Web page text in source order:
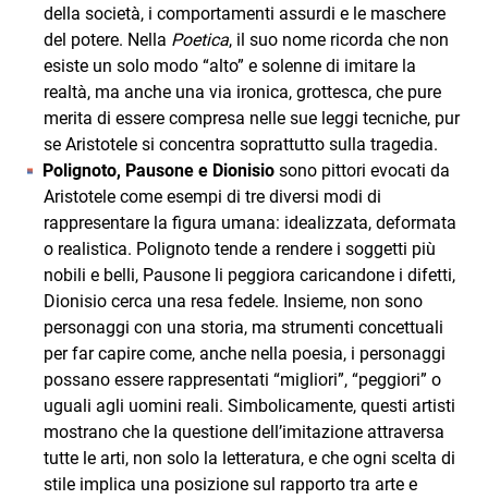
della società, i comportamenti assurdi e le maschere
del potere. Nella Poetica, il suo nome ricorda che non
esiste un solo modo “alto” e solenne di imitare la
realtà, ma anche una via ironica, grottesca, che pure
merita di essere compresa nelle sue leggi tecniche, pur
se Aristotele si concentra soprattutto sulla tragedia.
Polignoto, Pausone e Dionisio sono pittori evocati da
Aristotele come esempi di tre diversi modi di
rappresentare la figura umana: idealizzata, deformata
o realistica. Polignoto tende a rendere i soggetti più
nobili e belli, Pausone li peggiora caricandone i difetti,
Dionisio cerca una resa fedele. Insieme, non sono
personaggi con una storia, ma strumenti concettuali
per far capire come, anche nella poesia, i personaggi
possano essere rappresentati “migliori”, “peggiori” o
uguali agli uomini reali. Simbolicamente, questi artisti
mostrano che la questione dell’imitazione attraversa
tutte le arti, non solo la letteratura, e che ogni scelta di
stile implica una posizione sul rapporto tra arte e